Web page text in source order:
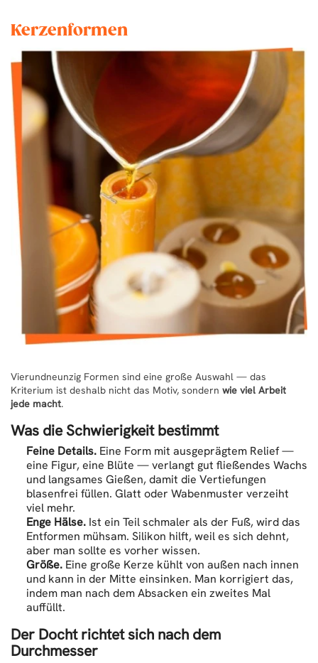
Kerzenformen
Vierundneunzig Formen sind eine große Auswahl — das
Kriterium ist deshalb nicht das Motiv, sondern wie viel Arbeit
jede macht.
Was die Schwierigkeit bestimmt
Feine Details. Eine Form mit ausgeprägtem Relief —
eine Figur, eine Blüte — verlangt gut fließendes Wachs
und langsames Gießen, damit die Vertiefungen
blasenfrei füllen. Glatt oder Wabenmuster verzeiht
viel mehr.
Enge Hälse. Ist ein Teil schmaler als der Fuß, wird das
Entformen mühsam. Silikon hilft, weil es sich dehnt,
aber man sollte es vorher wissen.
Größe. Eine große Kerze kühlt von außen nach innen
und kann in der Mitte einsinken. Man korrigiert das,
indem man nach dem Absacken ein zweites Mal
auffüllt.
Der Docht richtet sich nach dem
Durchmesser